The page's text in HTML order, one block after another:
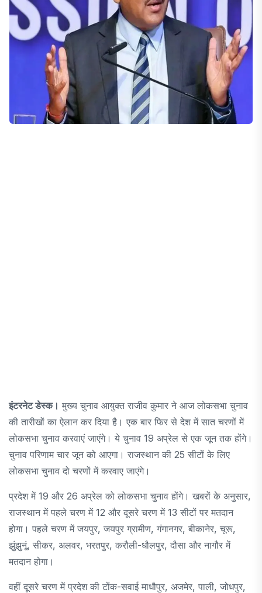
इंटरनेट डेस्क। मुख्य चुनाव आयुक्त राजीव कुमार ने आज लोकसभा चुनाव
की तारीखों का ऐलान कर दिया है। एक बार फिर से देश में सात चरणों में
लोकसभा चुनाव करवाएं जाएंगे। ये चुनाव 19 अप्रेल से एक जून तक होंगे।
चुनाव परिणाम चार जून को आएगा। राजस्थान की 25 सीटों के लिए
लोकसभा चुनाव दो चरणों में करवाए जाएंगे।
प्रदेश में 19 और 26 अप्रेल को लोकसभा चुनाव होंगे। खबरों के अनुसार,
राजस्थान में पहले चरण में 12 और दूसरे चरण में 13 सीटों पर मतदान
होगा। पहले चरण में जयपुर, जयपुर ग्रामीण, गंगानगर, बीकानेर, चूरू,
झुंझुनूं, सीकर, अलवर, भरतपुर, करौली-धौलपुर, दौसा और नागौर में
मतदान होगा।
वहीं दूसरे चरण में प्रदेश की टोंक-सवाई माधौपुर, अजमेर, पाली, जोधपुर,